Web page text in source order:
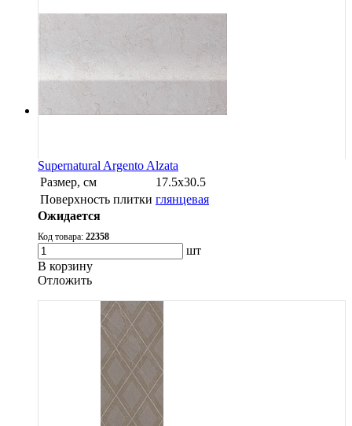
Supernatural Argento Alzata
Размер, см
17.5х30.5
Поверхность плитки глянцевая
Ожидается
Код товара: 22358
шт
В корзину
Oтложить